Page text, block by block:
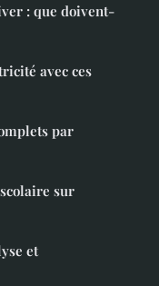
: que doivent-
avec ces
par
sur
et